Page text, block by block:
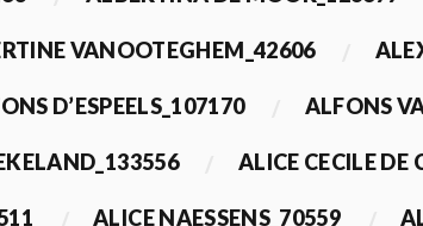
VANOOTEGHEM_42606
D’ESPEELS_107170 ALFONS
ALICE CECILE DE
ALICE NAESSENS_70559